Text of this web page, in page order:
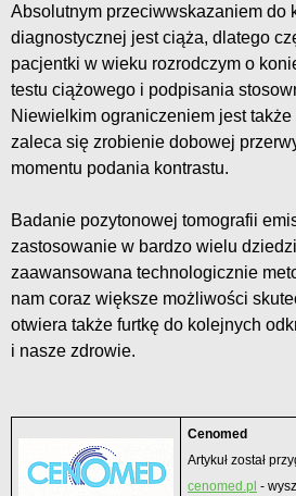
Absolutnym przeciwwskazaniem do
diagnostycznej jest ciąża, dlatego
pacjentki w wieku rozrodczym o
testu ciążowego i podpisania
Niewielkim ograniczeniem jest
zaleca się zrobienie dobowej
momentu podania kontrastu.
Badanie pozytonowej tomografii
zastosowanie w bardzo wielu
zaawansowana technologicznie
nam coraz większe możliwości
otwiera także furtkę do kolejnych
i nasze zdrowie.
Cenomed
Artykuł został
cenomed.pl -